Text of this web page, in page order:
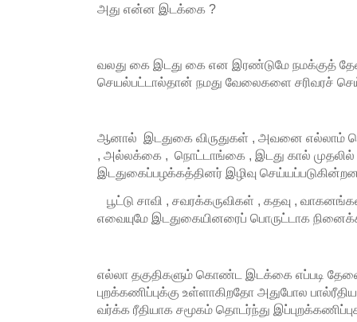
அது என்ன இடக்கை ?
வலது கை இடது கை என இரண்டுமே நமக்குத்
செயல்பட்டால்தான் நமது வேலைகளை சரிவரச்
ஆனால் இடதுகை விருதுகள் , அவனை
, அல்லக்கை , நொட்டாங்கை , இடது கால் முதலில்
இடதுகைப்பழக்கத்தினர் இழிவு
பூட்டு சாவி , சவரக்கருவிகள் , கதவு ,
எவையுமே இடதுகையினரைப் பொருட்டாக
எல்லா தகுதிகளும் கொண்ட இடக்கை எப்படி
புறக்கணிப்புக்கு உள்ளாகிறதோ அதுபோல
வர்க்க ரீதியாக சமூகம் தொடர்ந்து